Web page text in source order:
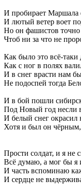
И пробирает Маршала
И лютый ветер воет
Но он фашистов точно
Чтоб ни за что не
Как было это всё-таки
Как с ног в полях
И в снег врасти нам
Не подоспей тогда
И в бой пошли
Под Новый год несли
И белый снег окрасил
Хотя и был он
Прости солдат, и я не
Всё думаю, а мог бы я
И часть вспоминаю
И сердце не